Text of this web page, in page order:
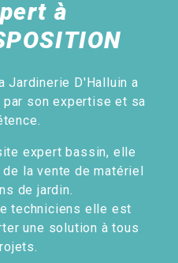
à
Jardinerie D'Halluin a
son expertise et sa
expert bassin, elle
la vente de matériel
de jardin.
techniciens elle est
une solution à tous